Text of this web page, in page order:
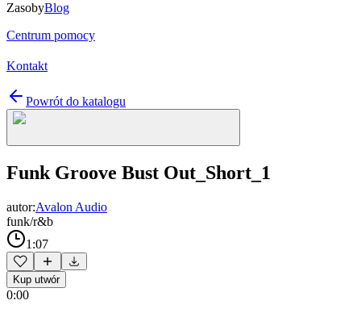
ZasobyBlog
Centrum pomocy
Kontakt
Powrót do katalogu
Funk Groove Bust Out_Short_1
autor:Avalon Audio
funk/r&b
1:07
Kup utwór
0:00